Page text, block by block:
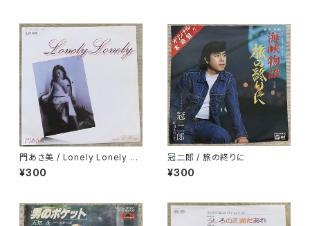
門あさ美 / Lonely Lonely H
oney
¥300
冠二郎 / 旅の終りに
¥300